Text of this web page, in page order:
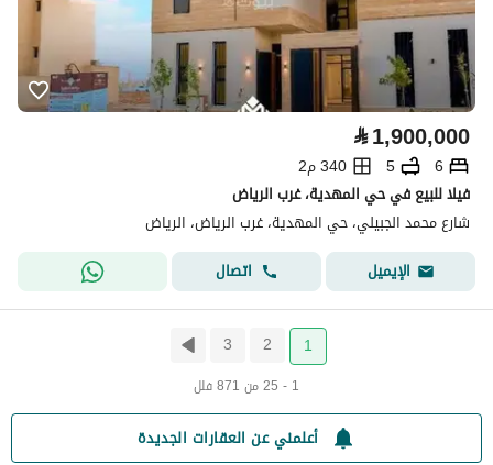
⃁1,900,000
6
5
340 م2
فيلا للبيع في حي المهدية، غرب الرياض
شارع محمد الجبيلي، حي المهدية، غرب الرياض، الرياض
الإيميل
اتصال
1
2
3
1 - 25 من 871 فلل
أعلمني عن العقارات الجديدة